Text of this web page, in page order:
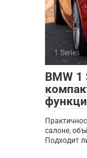
1 Series
BMW 1
салоне,
Подходит